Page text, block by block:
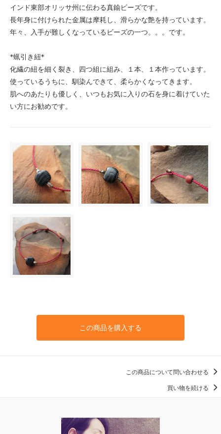
インド東部オリッサ州に伝わる真鍮ビーズです。
長年身に付けられた金属は摩耗し、滑らかな艶を持っています。
年々、入手が難しくなっているビーズの一つ。。。です。
*蝋引き紐*
化繊の紐を細く裂き、四つ組に組み、１本、１本作っています。
使っているうちに、馴染んできて、柔らかくなってきます。
肌へのあたりも優しく、いつもお気に入りの石を身に着けていた
い方にお勧めです。
この商品を購入する
この商品について問い合わせる
買い物を続ける